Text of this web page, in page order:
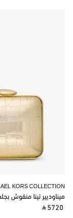
KORS COLLECTION
ميناوديير تينا منقوش
‎ ⃁ 5720 ‎